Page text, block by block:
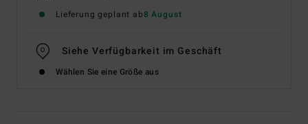
Lieferung geplant ab8 August
Siehe Verfügbarkeit im Geschäft
Wählen Sie eine Größe aus